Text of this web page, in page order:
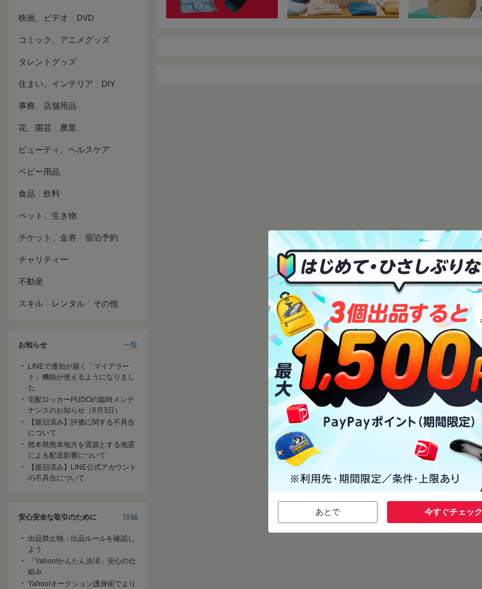
映画、ビデオ DVD
コミック、アニメグッズ
タレントグッズ
住まい、インテリア DIY
事務、店舗用品
花、園芸 農業
ビューティ、ヘルスケア
ベビー用品
食品 飲料
ペット、生き物
チケット、金券 宿泊予約
チャリティー
不動産
スキル レンタル その他
お知らせ 一覧
LINEで通知が届く「マイアラー
ト」機能が使えるようになりまし
た
宅配ロッカーPUDOの臨時メンテ
ナンスのお知らせ（8月3日）
【復旧済み】評価に関する不具合
について
熊本県熊本地方を震源とする地震
による配送影響について
【復旧済み】LINE公式アカウント
の不具合について
安心安全な取引のために 詳細
出品禁止物・出品ルールを確認し
よう
「Yahoo!かんたん決済」安心の仕
組み
Yahoo!オークション護身術でより
あとで 今すぐチェック